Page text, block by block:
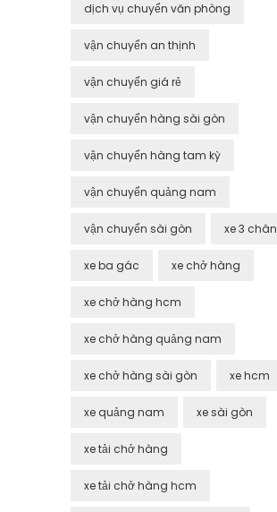
dịch vụ chuyển văn phòng
vận chuyển an thịnh
vận chuyển giá rẻ
vận chuyển hàng sài gòn
vận chuyển hàng tam kỳ
vận chuyển quảng nam
vận chuyển sài gòn xe 3 chân
xe ba gác xe chở hàng
xe chở hàng hcm
xe chở hàng quảng nam
xe chở hàng sài gòn xe hcm
xe quảng nam xe sài gòn
xe tải chở hàng
xe tải chở hàng hcm